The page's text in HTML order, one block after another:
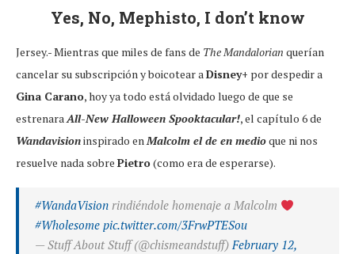
Yes, No, Mephisto, I don’t know
Jersey.- Mientras que miles de fans de The Mandalorian querían
cancelar su subscripción y boicotear aDisney+ por despedir a
Gina Carano, hoy ya todo está olvidado luego de que se
estrenaraAll-New Halloween Spooktacular!, el capítulo 6 de
Wandavisioninspirado enMalcolm el de en medioque ni nos
resuelve nada sobre Pietro(como era de esperarse).
#WandaVision rindiéndole homenaje a Malcolm
#Wholesome pic.twitter.com/3FrwPTESou
— Stuff About Stuff (@chismeandstuff)February 12,